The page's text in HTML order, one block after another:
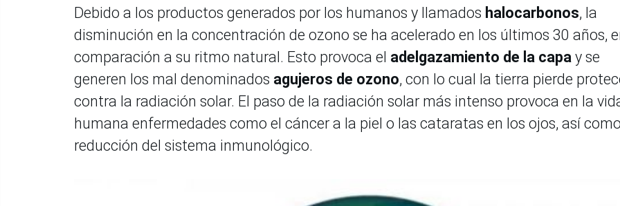
Debido a los productos generados por los humanos y llamados halocarbonos, la
disminución en la concentración de ozono se ha acelerado en los últimos 30 años,
comparación a su ritmo natural. Esto provoca el adelgazamiento de la capa y se
generen los mal denominados agujeros de ozono, con lo cual la tierra pierde
contra la radiación solar. El paso de la radiación solar más intenso provoca en la
humana enfermedades como el cáncer a la piel o las cataratas en los ojos, así
reducción del sistema inmunológico.